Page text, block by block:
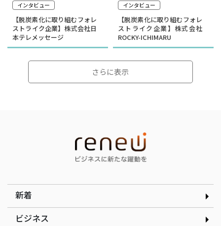
インタビュー
【脱炭素化に取り組むフォレ
ストライク企業】株式会社日
本テレメッセージ
インタビュー
【脱炭素化に取り組むフォレ
ストライク企業】株式会社
ROCKY-ICHIMARU
選んだのは就活ではなく学
生起業家の道｜合同会社ド
ルフィン 木下銀次郎さん
顧客の「なぜ」をテクノロ
ジーで可視化する｜
curioph株式会社玉木穣太
さらに表示
新着
ビジネス